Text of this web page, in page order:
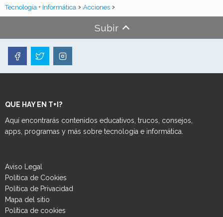
Tecnología + Informática Acciones
Subir
QUE HAY EN T+I?
Aquí encontrarás contenidos educativos, trucos, consejos,
apps, programas y más sobre tecnología e informática.
Aviso Legal
Política de Cookies
Política de Privacidad
Mapa del sitio
Política de cookies